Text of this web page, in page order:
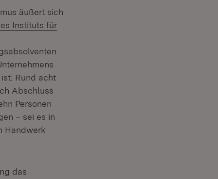
äußert sich
Instituts für
(Öffnet in neuem Fenster)
ist: Rund acht
Abschluss
Personen
– sei es in
Handwerk
das